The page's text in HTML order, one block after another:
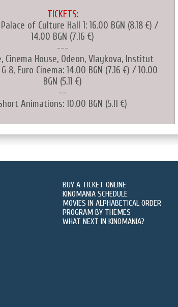
TICKETS:
of Culture Hall 1: 16.00 BGN (8.18 €) /
14.00 BGN (7.16 €)
---
Cinema House, Odeon, Vlaykova, Institut
8, Euro Cinema: 14.00 BGN (7.16 €) / 10.00
BGN (5.11 €)
--
Animations: 10.00 BGN (5.11 €)
BUY A TICKET ONLINE
KINOMANIA SCHEDULE
MOVIES IN ALPHABETICAL ORDER
PROGRAM BY THEMES
WHAT NEXT IN KINOMANIA?